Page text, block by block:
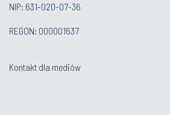
NIP: 631-020-07-36
REGON: 000001637
Kontakt dla mediów